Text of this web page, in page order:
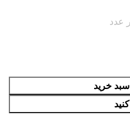
سبد خرید